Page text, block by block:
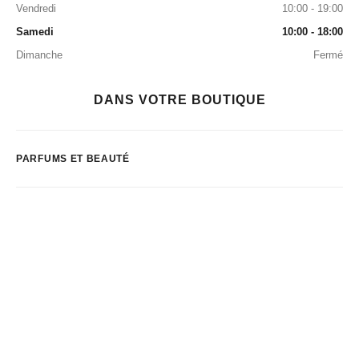
Vendredi
10:00 - 19:00
Samedi
10:00 - 18:00
Dimanche
Fermé
DANS VOTRE BOUTIQUE
PARFUMS ET BEAUTÉ